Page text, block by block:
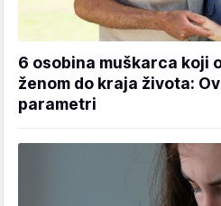
6 osobina muškarca koji
ženom do kraja života:
parametri